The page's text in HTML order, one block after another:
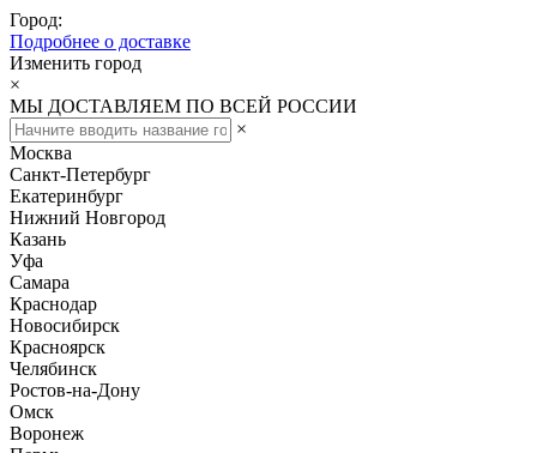
Город:
Подробнее о доставке
Изменить город
×
МЫ ДОСТАВЛЯЕМ ПО ВСЕЙ РОССИИ
×
Москва
Санкт-Петербург
Екатеринбург
Нижний Новгород
Казань
Уфа
Самара
Краснодар
Новосибирск
Красноярск
Челябинск
Ростов-на-Дону
Омск
Воронеж